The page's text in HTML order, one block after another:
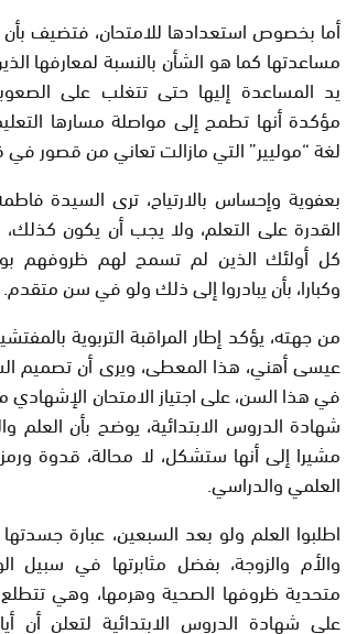
أما بخصوص استعدادها للامتحان، فتضيف
مساعدتها كما هو الشأن بالنسبة لمعارفها
يد المساعدة إليها حتى تتغلب على
مؤكدة أنها تطمح إلى مواصلة مسارها
لغة “موليير” التي مازالت تعاني من قصور في
بعفوية وإحساس بالارتياح، ترى السيدة
القدرة على التعلم، ولا يجب أن يكون
كل أولئك الذين لم تسمح لهم ظروفهم
وكبارا، بأن يبادروا إلى ذلك ولو في سن متقدم.
من جهته، يؤكد إطار المراقبة التربوية
عيسى أهني، هذا المعطى، ويرى أن تصميم
في هذا السن، على اجتياز الامتحان
شهادة الدروس الابتدائية، يوضح بأن العلم
مشيرا إلى أنها ستشكل، لا محالة، قدوة
العلمي والدراسي.
اطلبوا العلم ولو بعد السبعين، عبارة
والأم والزوجة، بفضل مثابرتها في سبيل
متحدية ظروفها الصحية وهرمها، وهي
على شهادة الدروس الابتدائية لتعلن أن